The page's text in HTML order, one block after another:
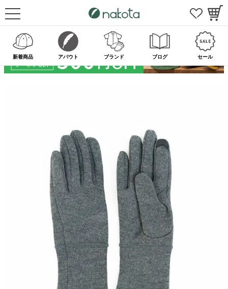
新着商品 アバウト ブランド ブログ セール